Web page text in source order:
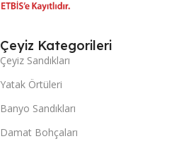
Çeyiz Kategorileri
Çeyiz Sandıkları
Yatak Örtüleri
Banyo Sandıkları
Damat Bohçaları